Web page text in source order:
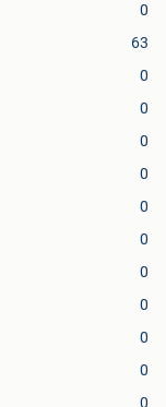
0
63
0
0
0
0
0
0
0
0
0
0
0